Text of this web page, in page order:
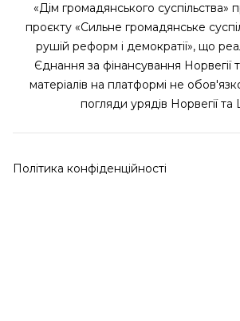
«Дім громадянського
проєкту «Сильне громадянське
рушій реформ і демократії», що
Єднання за фінансування Норвегії
матеріалів на платформі не
погляди урядів Норвегії та
Політика конфіденційності